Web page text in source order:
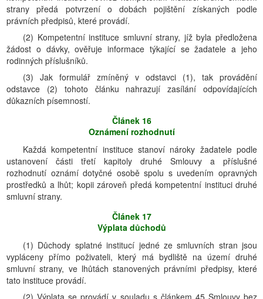
strany předá potvrzení o dobách pojištění získaných podle
právních předpisů, které provádí.
(2) Kompetentní instituce smluvní strany, jíž byla předložena
žádost o dávky, ověřuje informace týkající se žadatele a jeho
rodinných příslušníků.
(3) Jak formulář zmíněný v odstavci (1), tak provádění
odstavce (2) tohoto článku nahrazují zasílání odpovídajících
důkazních písemností.
Článek 16
Oznámení rozhodnutí
Každá kompetentní instituce stanoví nároky žadatele podle
ustanovení části třetí kapitoly druhé Smlouvy a příslušné
rozhodnutí oznámí dotyčné osobě spolu s uvedením opravných
prostředků a lhůt; kopii zároveň předá kompetentní instituci druhé
smluvní strany.
Článek 17
Výplata důchodů
(1) Důchody splatné institucí jedné ze smluvních stran jsou
vypláceny přímo poživateli, který má bydliště na území druhé
smluvní strany, ve lhůtách stanovených právními předpisy, které
tato instituce provádí.
(2) Výplata se provádí v souladu s článkem 45 Smlouvy bez